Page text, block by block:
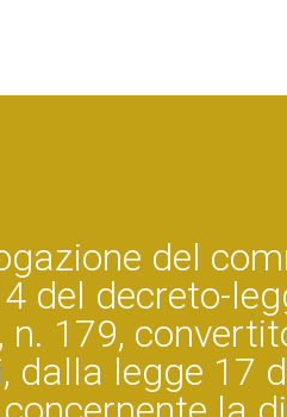
del
del decreto-
179,
dalla legge 17